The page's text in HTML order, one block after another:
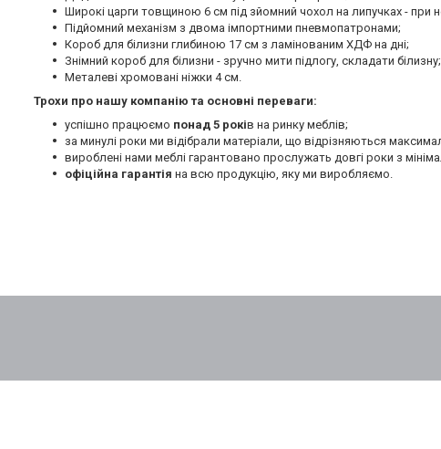
Широкі царги товщиною 6 см під зйомний чохол на липучках - при
Підйомний механізм з двома імпортними пневмопатронами;
Короб для білизни глибиною 17 см з ламінованим ХДФ на дні;
Знімний короб для білизни - зручно мити підлогу, складати білизну;
Металеві хромовані ніжки 4 см.
Трохи про нашу компанію та основні переваги:
успішно працюємо понад 5 років на ринку меблів;
за минулі роки ми відібрали матеріали, що відрізняються
вироблені нами меблі гарантовано прослужать довгі роки з
офіційна гарантія на всю продукцію, яку ми виробляємо.